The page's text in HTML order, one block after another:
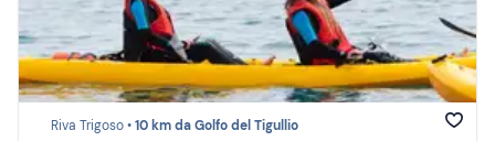
Riva Trigoso •10 km da Golfo del Tigullio